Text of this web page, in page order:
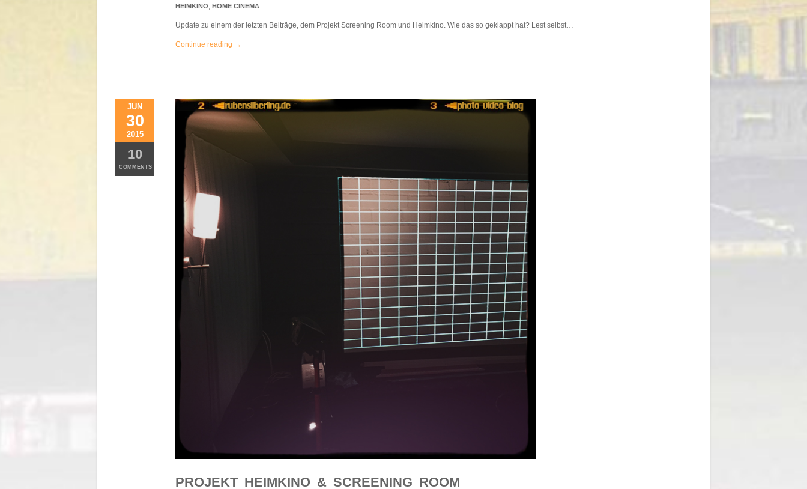
HEIMKINO HOME CINEMA
Update zu einem der letzten Beiträge, dem Projekt Screening Room und Heimkino. Wie das so geklappt hat? Lest selbst…
Continue reading →
JUN
30
2015
10
COMMENTS
PROJEKT HEIMKINO & SCREENING ROOM